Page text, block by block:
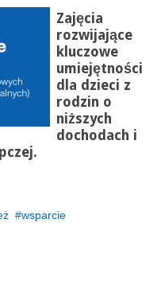
Zajęcia
rozwijające
kluczowe
umiejętności
dla dzieci z
rodzin o
niższych
dochodach i
wsparcie